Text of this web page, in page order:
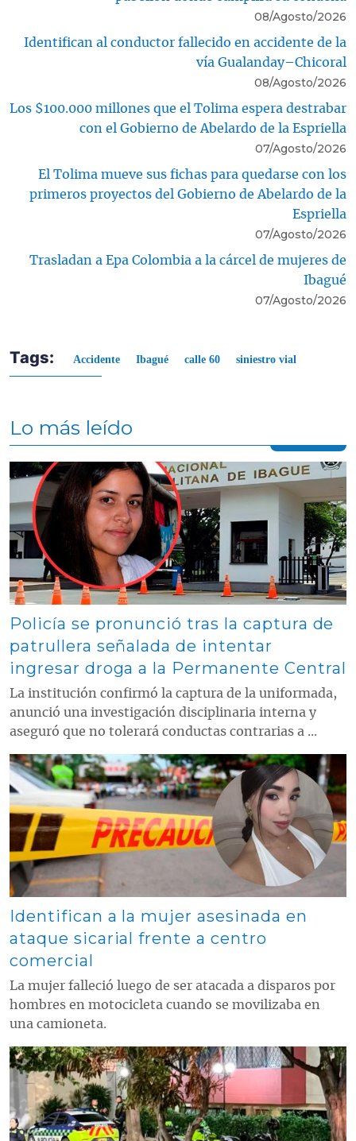
08/Agosto/2026
Identifican al conductor fallecido en accidente de la
vía Gualanday–Chicoral
08/Agosto/2026
Los $100.000 millones que el Tolima espera destrabar
con el Gobierno de Abelardo de la Espriella
07/Agosto/2026
El Tolima mueve sus fichas para quedarse con los
primeros proyectos del Gobierno de Abelardo de la
Espriella
07/Agosto/2026
Trasladan a Epa Colombia a la cárcel de mujeres de
Ibagué
07/Agosto/2026
Tags: Accidente Ibagué calle 60 siniestro vial
Lo más leído
Contenido multimedia principal
Policía se pronunció tras la captura de
patrullera señalada de intentar
ingresar droga a la Permanente Central
La institución confirmó la captura de la uniformada,
anunció una investigación disciplinaria interna y
aseguró que no tolerará conductas contrarias a ...
Contenido multimedia principal
Identifican a la mujer asesinada en
ataque sicarial frente a centro
comercial
La mujer falleció luego de ser atacada a disparos por
hombres en motocicleta cuando se movilizaba en
una camioneta.
Contenido multimedia principal